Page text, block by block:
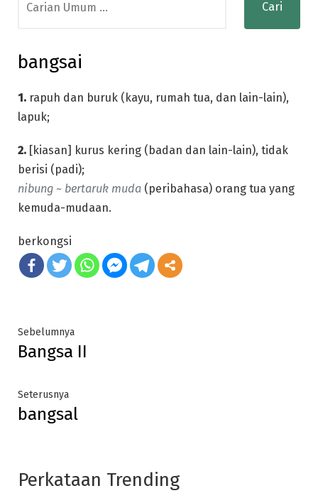
for:
bangsai
1. rapuh dan buruk (kayu, rumah tua, dan lain-lain),
lapuk;
2. [kiasan] kurus kering (badan dan lain-lain), tidak
berisi (padi);
nibung ~ bertaruk muda (peribahasa) orang tua yang
kemuda-mudaan.
berkongsi
Post
navigation
SebelumnyaPrevious
post:
Bangsa II
SeterusnyaNext
post:
bangsal
Perkataan Trending